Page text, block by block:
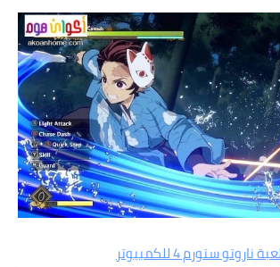
ستورم 4 للكمبيوتر